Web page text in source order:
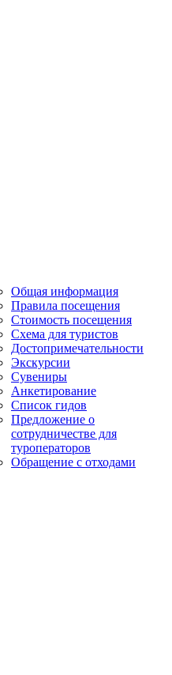
Общая информация
Правила посещения
Стоимость посещения
Схема для туристов
Достопримечательности
Экскурсии
Сувениры
Анкетирование
Список гидов
Предложение о
сотрудничестве для
туроператоров
Обращение с отходами